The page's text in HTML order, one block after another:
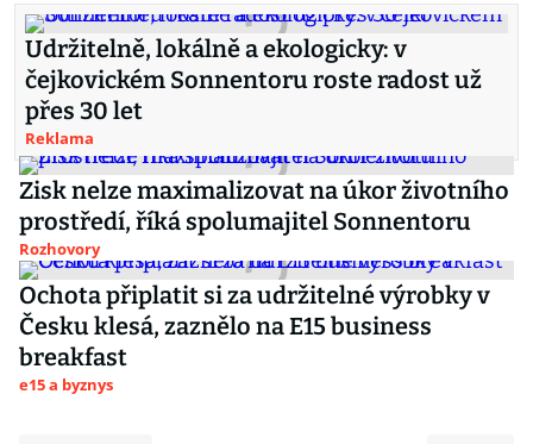
Udržitelně, lokálně a ekologicky: v
čejkovickém Sonnentoru roste radost už
přes 30 let
Reklama
Zisk nelze maximalizovat na úkor životního
prostředí, říká spolumajitel Sonnentoru
Rozhovory
Ochota připlatit si za udržitelné výrobky v
Česku klesá, zaznělo na E15 business
breakfast
e15 a byznys